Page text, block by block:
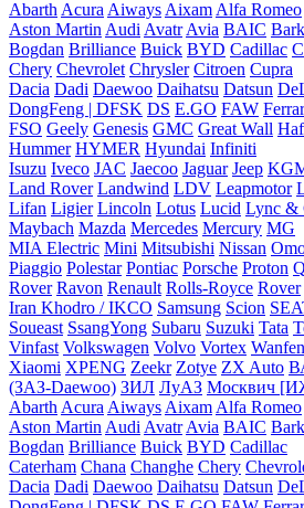
Abarth Acura Aiways Aixam Alfa Romeo
Aston Martin Audi Avatr Avia BAIC
Bogdan Brilliance Buick BYD Cadillac
Chery Chevrolet Chrysler Citroen Cupra
Dacia Dadi Daewoo Daihatsu Datsun
DongFeng | DFSK DS E.GO FAW
FSO Geely Genesis GMC Great Wall
Hummer HYMER Hyundai Infiniti
Isuzu Iveco JAC Jaecoo Jaguar Jeep
Land Rover Landwind LDV Leapmotor
Lifan Ligier Lincoln Lotus Lucid Lync &
Maybach Mazda Mercedes Mercury MG
MIA Electric Mini Mitsubishi Nissan
Piaggio Polestar Pontiac Porsche Proton
Rover Ravon Renault Rolls-Royce Rover
Iran Khodro / IKCO Samsung Scion
Soueast SsangYong Subaru Suzuki Tata
Vinfast Volkswagen Volvo Vortex
Xiaomi XPENG Zeekr Zotye ZX Auto
(ЗАЗ-Daewoo) ЗИЛ ЛуАЗ Москвич
Abarth Acura Aiways Aixam Alfa Romeo
Aston Martin Audi Avatr Avia BAIC
Bogdan Brilliance Buick BYD Cadillac
Caterham Chana Changhe Chery
Dacia Dadi Daewoo Daihatsu Datsun